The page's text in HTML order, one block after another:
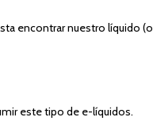
encontrar nuestro líquido
este tipo de e-líquidos.